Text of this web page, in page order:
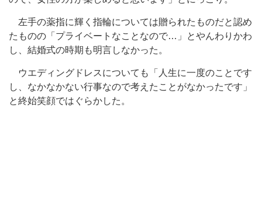
左手の薬指に輝く指輪については贈られたものだと認め
たものの「プライベートなことなので…」とやんわりかわ
し、結婚式の時期も明言しなかった。
ウエディングドレスについても「人生に一度のことです
し、なかなかない行事なので考えたことがなかったです」
と終始笑顔ではぐらかした。